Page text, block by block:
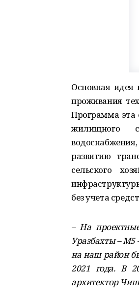
Основная идея
проживания
Программа эта
жилищного
развитию
сельского
без учета
– На
Уразбахты – М5
на наш район
2021 года. В
архитектор